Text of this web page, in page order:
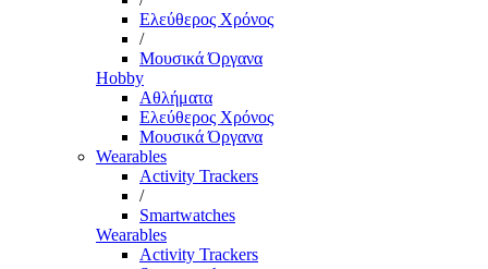
Ελεύθερος Χρόνος
/
Μουσικά Όργανα
Hobby
Αθλήματα
Ελεύθερος Χρόνος
Μουσικά Όργανα
Wearables
Activity Trackers
/
Smartwatches
Wearables
Activity Trackers